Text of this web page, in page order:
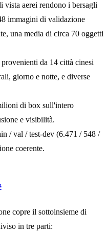
vista aerei rendono i bersagli
immagini di validazione
una media di circa 70 oggetti
da 14 città cinesi
giorno e notte, e diverse
di box sull'intero
e visibilità.
/ val / test-dev (6.471 / 548 /
coerente.
copre il sottoinsieme di
in tre parti: